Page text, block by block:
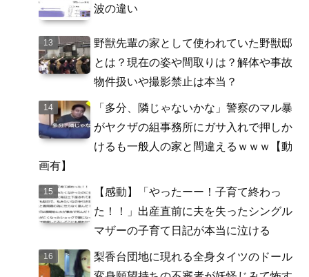
波の違い
野獣先輩の家として使われていた野獣邸
とは？現在の姿や間取りは？解体や事故
物件扱いや撮影禁止は本当？
「多分、隣じゃないかな」警察のマル暴
がヤクザの組事務所にガサ入れで押しか
けるも一般人の家と間違えるｗｗｗ【動
画有】
【感動】「やったーー！子育て終わっ
た！！」出産直前に夫を失ったシングル
マザーの子育て日記が本当に泣ける
梨香台団地に現れる全身タイツのドール